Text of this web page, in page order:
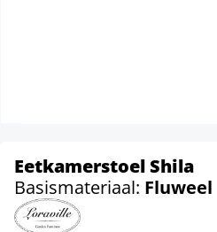
Eetkamerstoel Shila
Basismateriaal: Fluweel